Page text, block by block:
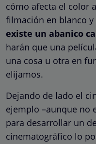
cómo afecta el color
filmación en blanco
existe un abanico
harán que una
una cosa u otra en
elijamos.
Dejando de lado el
ejemplo –aunque no
para desarrollar un
cinematográfico lo